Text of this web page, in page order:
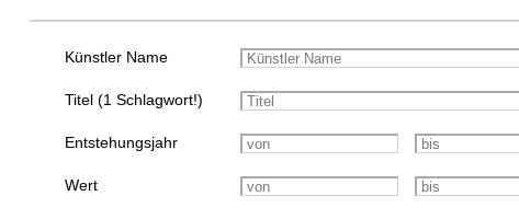
Künstler Name
Titel (1 Schlagwort!)
Entstehungsjahr
Wert